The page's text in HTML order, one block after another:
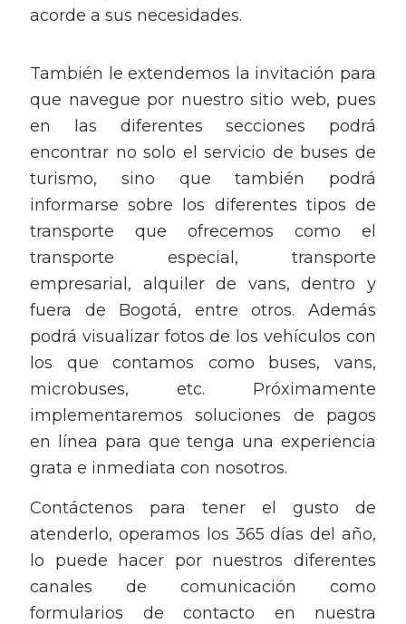
acorde a sus necesidades.
También le extendemos la invitación para
que navegue por nuestro sitio web, pues
en las diferentes secciones podrá
encontrar no solo el servicio de buses de
turismo, sino que también podrá
informarse sobre los diferentes tipos de
transporte que ofrecemos como el
transporte especial, transporte
empresarial, alquiler de vans, dentro y
fuera de Bogotá, entre otros. Además
podrá visualizar fotos de los vehículos con
los que contamos como buses, vans,
microbuses, etc. Próximamente
implementaremos soluciones de pagos
en línea para que tenga una experiencia
grata e inmediata con nosotros.
Contáctenos para tener el gusto de
atenderlo, operamos los 365 días del año,
lo puede hacer por nuestros diferentes
canales de comunicación como
formularios de contacto en nuestra